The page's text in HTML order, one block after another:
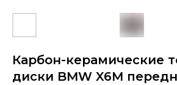
Карбон-керамические
диски BMW X6M